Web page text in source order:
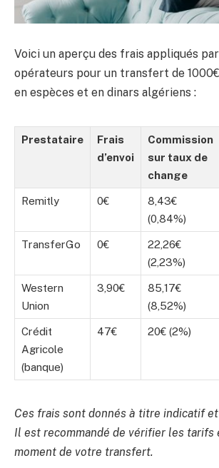
Voici un aperçu des frais appliqués
opérateurs pour un transfert de
en espèces et en dinars algériens :
Prestataire
Frais
d’envoi
Commission
sur taux de
change
Remitly 0€
8,43€
(0,84%)
TransferGo 0€
22,26€
(2,23%)
Western
Union
3,90€
85,17€
(8,52%)
Crédit
Agricole
(banque)
47€ 20€ (2%)
Ces frais sont donnés à titre indicatif
Il est recommandé de vérifier les tarifs
moment de votre transfert.